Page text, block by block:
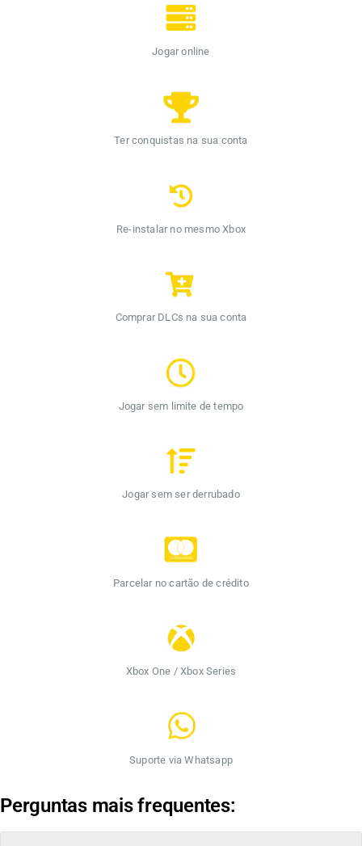
Jogar online
Ter conquistas na sua conta
Re-instalar no mesmo Xbox
Comprar DLCs na sua conta
Jogar sem limite de tempo
Jogar sem ser derrubado
Parcelar no cartão de crédito
Xbox One / Xbox Series
Suporte via Whatsapp
Perguntas mais frequentes: